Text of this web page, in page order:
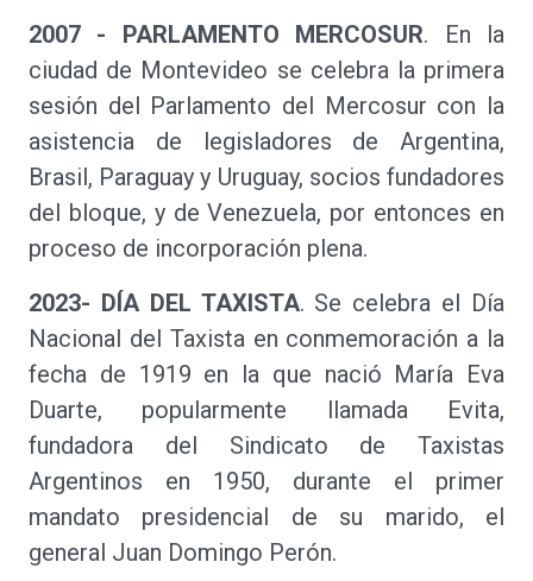
2007 - PARLAMENTO MERCOSUR. En la
ciudad de Montevideo se celebra la primera
sesión del Parlamento del Mercosur con la
asistencia de legisladores de Argentina,
Brasil, Paraguay y Uruguay, socios fundadores
del bloque, y de Venezuela, por entonces en
proceso de incorporación plena.
2023- DÍA DEL TAXISTA. Se celebra el Día
Nacional del Taxista en conmemoración a la
fecha de 1919 en la que nació María Eva
Duarte, popularmente llamada Evita,
fundadora del Sindicato de Taxistas
Argentinos en 1950, durante el primer
mandato presidencial de su marido, el
general Juan Domingo Perón.